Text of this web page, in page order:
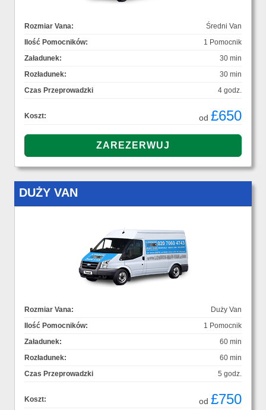
Rozmiar Vana:
Średni Van
Ilość Pomocników:
1 Pomocnik
Załadunek:
30 min
Rozładunek:
30 min
Czas Przeprowadzki
4 godz.
Koszt: od £650
DUŻY VAN
Rozmiar Vana:
Duży Van
Ilość Pomocników:
1 Pomocnik
Załadunek:
60 min
Rozładunek:
60 min
Czas Przeprowadzki
5 godz.
Koszt: od £750